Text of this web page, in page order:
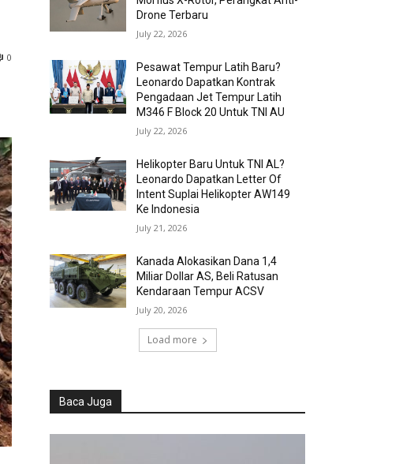
0
Drone Terbaru
July 22, 2026
Pesawat Tempur Latih Baru?
Leonardo Dapatkan Kontrak
Pengadaan Jet Tempur Latih
M346 F Block 20 Untuk TNI AU
July 22, 2026
Helikopter Baru Untuk TNI AL?
Leonardo Dapatkan Letter Of
Intent Suplai Helikopter AW149
Ke Indonesia
July 21, 2026
Kanada Alokasikan Dana 1,4
Miliar Dollar AS, Beli Ratusan
Kendaraan Tempur ACSV
July 20, 2026
Load more
Baca Juga